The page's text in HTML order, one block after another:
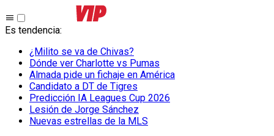
Es tendencia:
¿Milito se va de Chivas?
Dónde ver Charlotte vs Pumas
Almada pide un fichaje en América
Candidato a DT de Tigres
Predicción IA Leagues Cup 2026
Lesión de Jorge Sánchez
Nuevas estrellas de la MLS